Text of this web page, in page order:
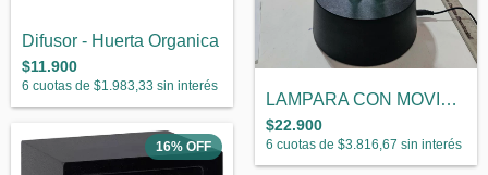
LAMPARA CON MOVIMIENTO
$22.900
6 cuotas de $3.816,67 sin interés
Difusor - Huerta Organica
$11.900
6 cuotas de $1.983,33 sin interés
16% OFF